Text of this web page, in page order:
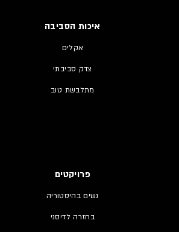
איכות הסביבה
אקלים
צדק סביבתי
מתלבשת טוב
פרויקטים
נשים בהיסטוריה
בחזרה לדיסני